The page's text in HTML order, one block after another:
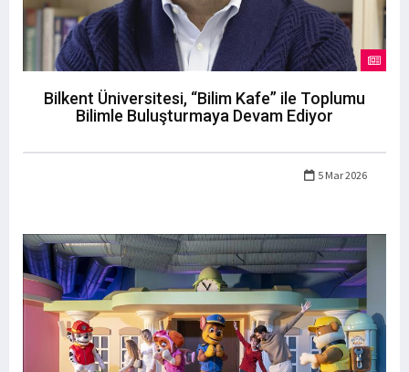
Bilkent Üniversitesi, “Bilim Kafe” ile Toplumu
Bilimle Buluşturmaya Devam Ediyor
5 Mar 2026